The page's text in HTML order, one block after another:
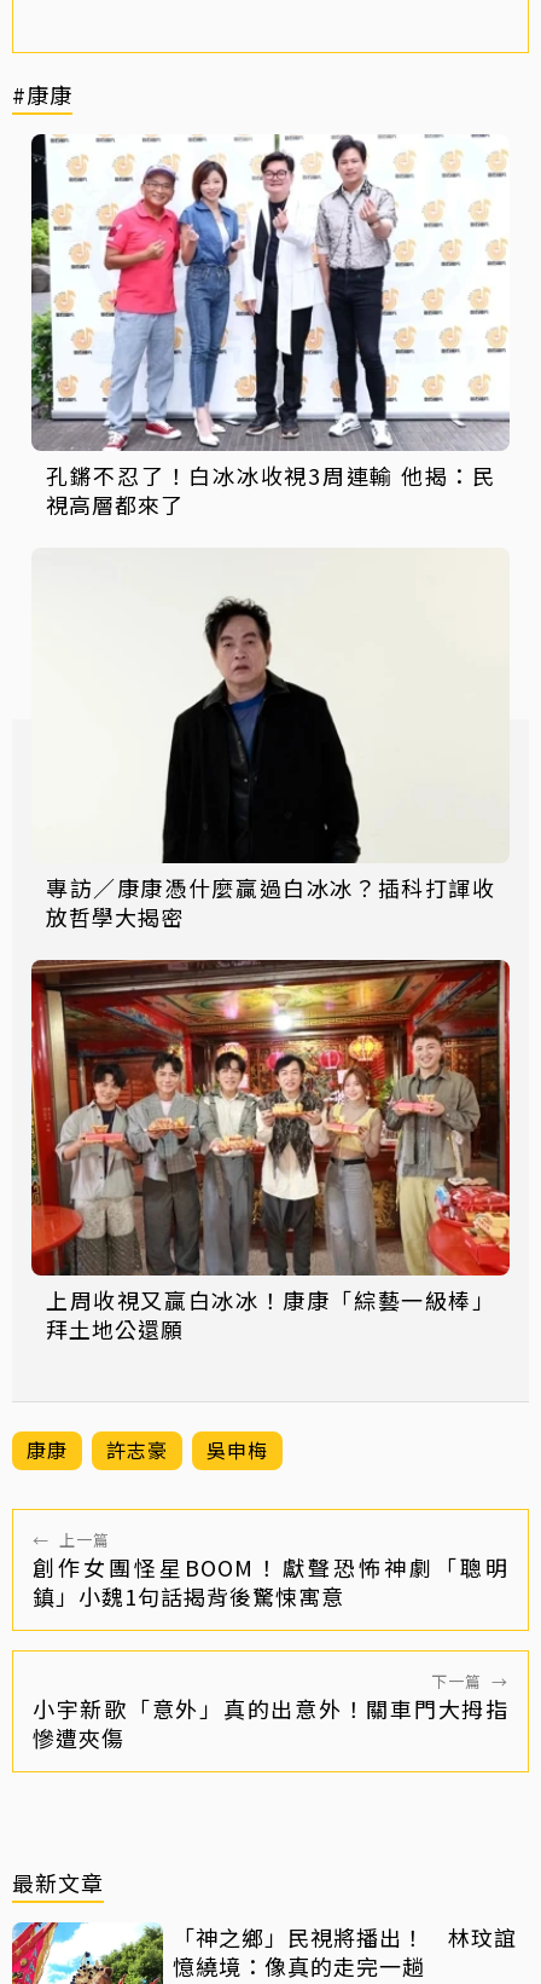
#康康
孔鏘不忍了！白冰冰收視3周連輸 他揭：民
視高層都來了
專訪／康康憑什麼贏過白冰冰？插科打諢收
放哲學大揭密
上周收視又贏白冰冰！康康「綜藝一級棒」
拜土地公還願
康康 許志豪 吳申梅
← 上一篇
創作女團怪星BOOM！獻聲恐怖神劇「聰明
鎮」小魏1句話揭背後驚悚寓意
下一篇 →
小宇新歌「意外」真的出意外！關車門大拇指
慘遭夾傷
最新文章
「神之鄉」民視將播出！ 林玟誼
憶繞境：像真的走完一趟